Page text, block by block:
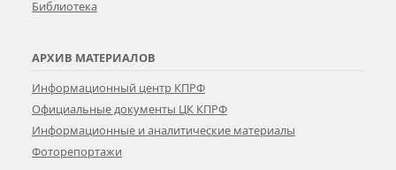
Библиотека
АРХИВ МАТЕРИАЛОВ
Информационный центр КПРФ
Официальные документы ЦК КПРФ
Информационные и аналитические материалы
Фоторепортажи